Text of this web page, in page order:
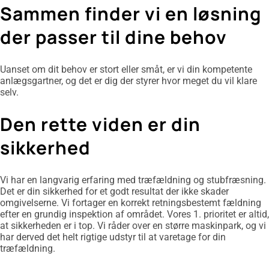
Sammen finder vi en løsning
der passer til dine behov
Uanset om dit behov er stort eller småt, er vi din kompetente
anlægsgartner, og det er dig der styrer hvor meget du vil klare
selv.
Den rette viden er din
sikkerhed
Vi har en langvarig erfaring med træfældning og stubfræsning.
Det er din sikkerhed for et godt resultat der ikke skader
omgivelserne. Vi fortager en korrekt retningsbestemt fældning
efter en grundig inspektion af området. Vores 1. prioritet er altid,
at sikkerheden er i top. Vi råder over en større maskinpark, og vi
har derved det helt rigtige udstyr til at varetage for din
træfældning.